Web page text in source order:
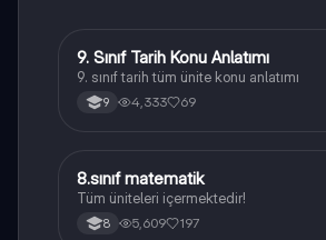
Tarih
9. Sınıf Tarih Konu Anlatımı
9. sınıf tarih tüm ünite konu anlatımı
9 4,333 69
Matematik
8.sınıf matematik
Tüm üniteleri içermektedir!
8 5,609 197